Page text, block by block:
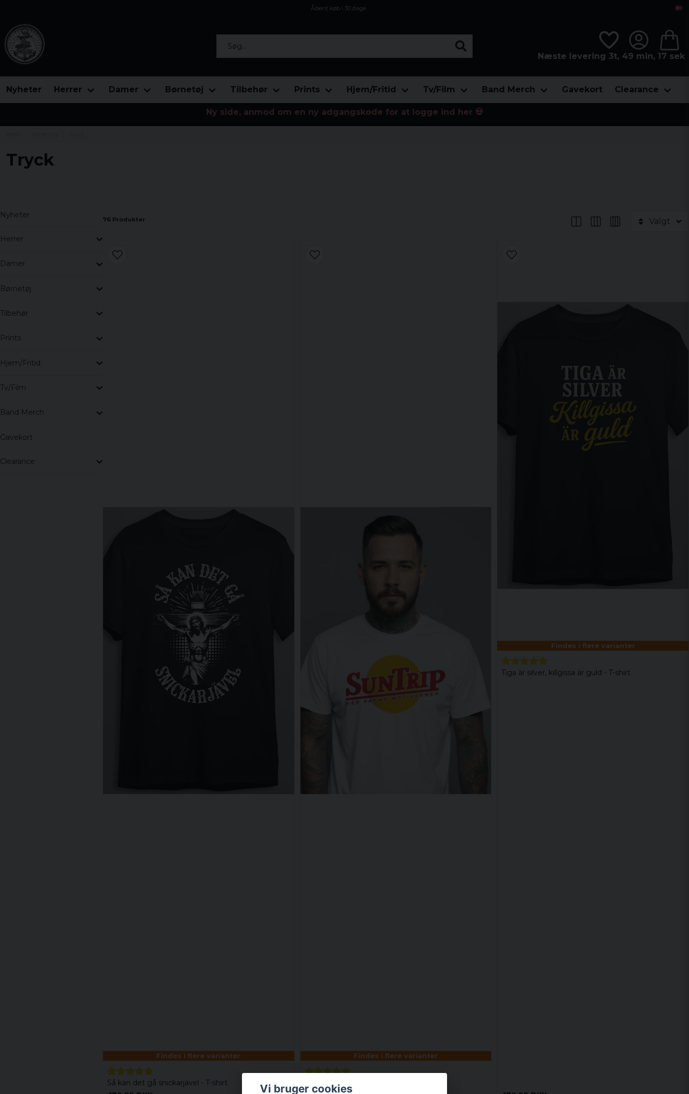
Åbent køb i 30 dage
Næste levering 3t, 49 min, 16 sek
Nyheter Herrer Damer Børnetøj Tilbehør Prints Hjem/Fritid Tv/Film Band Merch Gavekort Clearance
Ny side, anmod om en ny adgangskode for at logge ind her 💀
Tryck
Nyheter
Herrer
Damer
Børnetøj
Tilbehør
Prints
Hjem/Fritid
Tv/Film
Band Merch
Gavekort
Clearance
76 Produkter Valgt
Findes i flere varianter
Så kan det gå snickarjävel - T-shirt
Findes i flere varianter
Suntrip t-shirt
Findes i flere varianter
Tiga är silver, killgissa är guld - T-shirt
Vi bruger cookies